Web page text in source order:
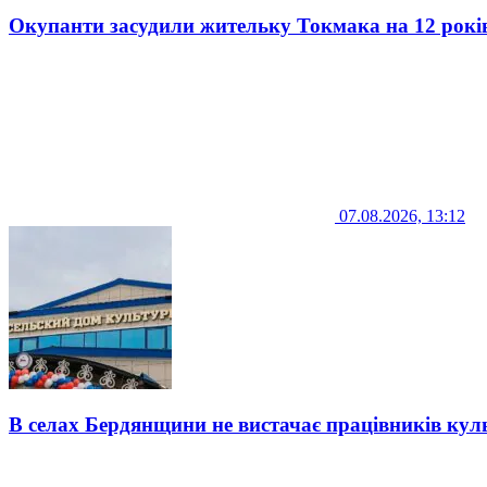
Окупанти засудили жительку Токмака на 12
07.08.2026, 13:12
В селах Бердянщини не вистачає працівників